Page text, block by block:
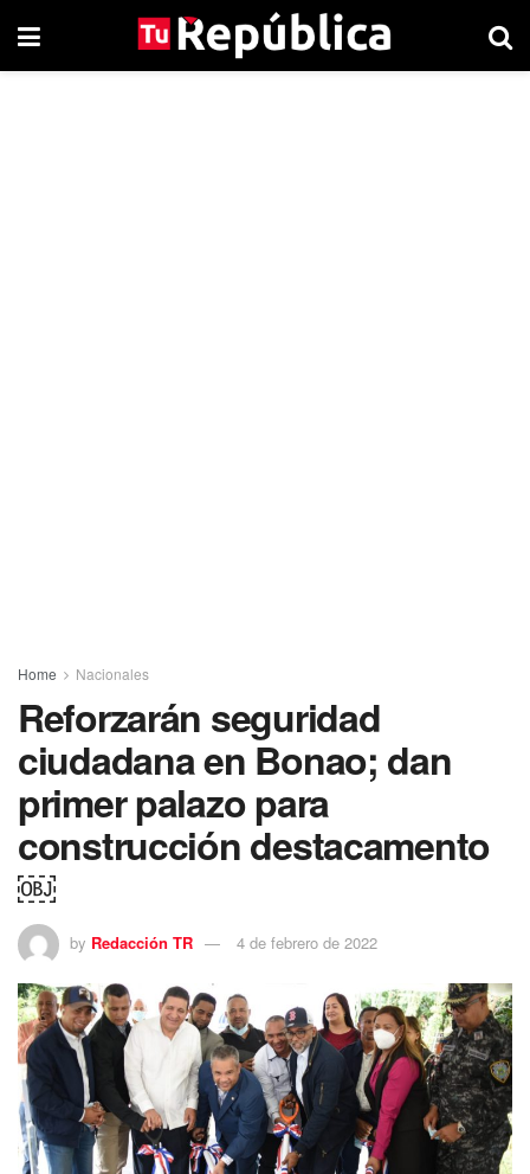
Home Nacionales
Reforzarán seguridad
ciudadana en Bonao; dan
primer palazo para
construcción destacamento
￼
by Redacción TR 4 de febrero de 2022